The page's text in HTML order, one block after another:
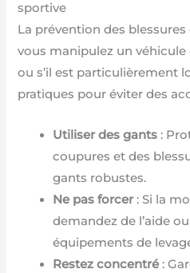
sportive
La prévention des
vous manipulez un
ou s’il est particulièrement
pratiques pour éviter des
Utiliser des gants :
coupures et des
gants robustes.
Ne pas forcer: Si la
demandez de l’aide
équipements de
Restez concentré :